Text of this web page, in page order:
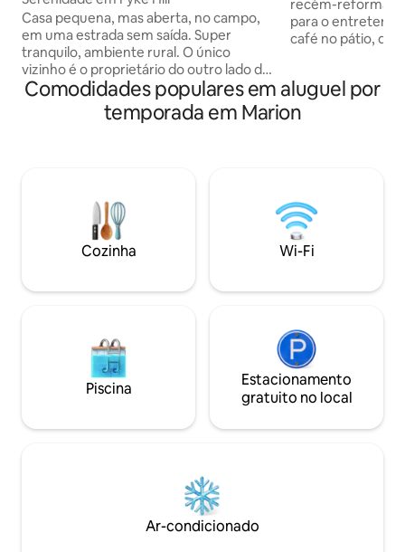
Casa pequena, mas aberta, no campo,
em uma estrada sem saída. Super
tranquilo, ambiente rural. O único
vizinho é o proprietário do outro lado de
um campo gramado. Sala de estar
espaçosa e área de jantar da cozinha
animais de estimação - ver detalhes
Banheira de hidromassagem, sauna,
lareira externa e outras comodidades!
Trailer disponível por $ 75 adicionais por
animal de estimação. Notifique o
recém-
para o
café no pátio, de
Esta casa de 167
loft (4 camas de
banheiros, sala
interna/externa.
tranquilas. Aceita
(cães pequenos
aprovação).
Comodidades populares em aluguel por
temporada em Marion
Cozinha Wi-Fi
Piscina
Estacionamento
gratuito no local
Ar-condicionado